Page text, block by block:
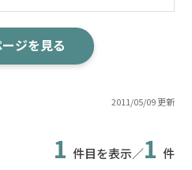
2011/05/09 更新
ジを見る
1 件目を表示／1 件